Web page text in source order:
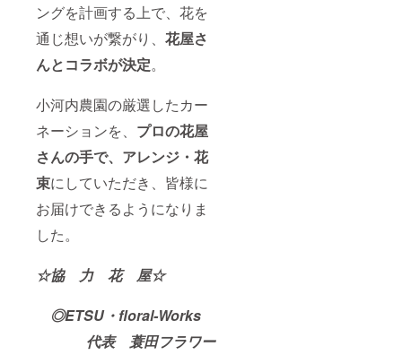
ングを計画する上で、花を
通じ想いが繋がり、 花屋さ
んとコラボが決定。
小河内農園の厳選したカー
ネーションを、 プロの花屋
さんの手で、アレンジ・花
束にしていただき、皆様に
お届けできるようになりま
した。
☆協 力 花 屋☆
◎ETSU・floral-Works
代表 蓑田フラワー